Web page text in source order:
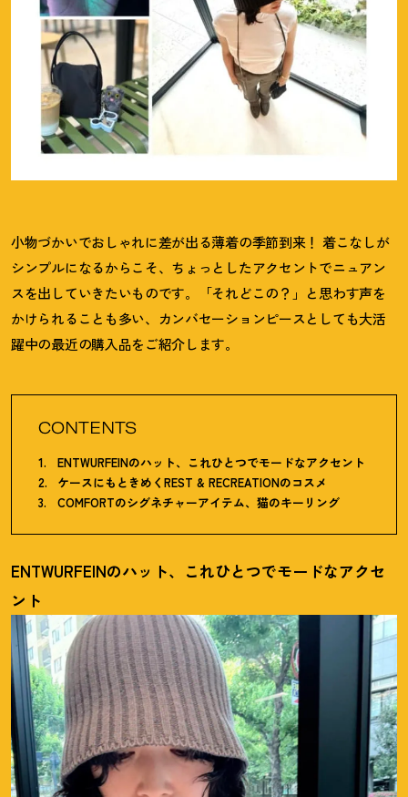
小物づかいでおしゃれに差が出る薄着の季節到来 ！ 着こなしが
シンプルになるからこそ、ちょっとしたアクセントでニュアン
スを出していきたいものです。「それどこの？ 」と思わす声を
かけられることも多い、カンバセーションピースとしても大活
躍中の最近の購入品をご紹介します。
CONTENTS
ENTWURFEINのハット、これひとつでモードなアクセント
ケースにもときめくREST & RECREATIONのコスメ
COMFORTのシグネチャーアイテム、猫のキーリング
ENTWURFEINのハット、これひとつでモードなアクセ
ント